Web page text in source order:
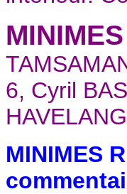
6, Cyril
MINIMES